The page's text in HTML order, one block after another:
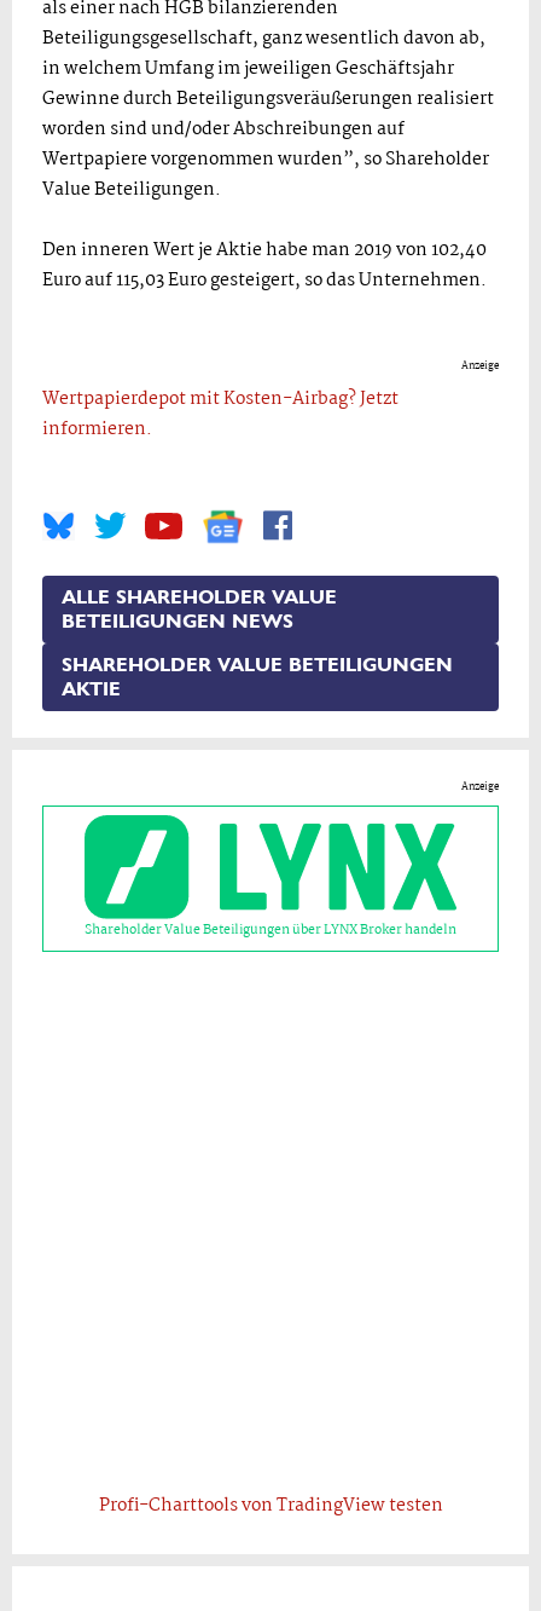
als einer nach HGB bilanzierenden
Beteiligungsgesellschaft, ganz wesentlich davon ab,
in welchem Umfang im jeweiligen Geschäftsjahr
Gewinne durch Beteiligungsveräußerungen realisiert
worden sind und/oder Abschreibungen auf
Wertpapiere vorgenommen wurden”, so Shareholder
Value Beteiligungen.
Den inneren Wert je Aktie habe man 2019 von 102,40
Euro auf 115,03 Euro gesteigert, so das Unternehmen.
Anzeige
Wertpapierdepot mit Kosten-Airbag? Jetzt
informieren.
ALLE SHAREHOLDER VALUE
BETEILIGUNGEN NEWS
SHAREHOLDER VALUE BETEILIGUNGEN
AKTIE
Anzeige
Shareholder Value Beteiligungen über LYNX Broker handeln
Profi-Charttools von TradingView testen